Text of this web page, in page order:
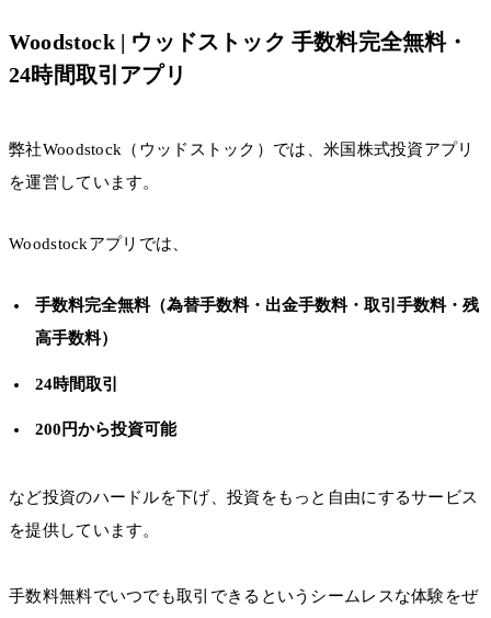
Woodstock | ウッドストック 手数料完全無料・
24時間取引アプリ
弊社Woodstock（ウッドストック）では、米国株式投資アプリ
を運営しています。
Woodstockアプリでは、
手数料完全無料（為替手数料・出金手数料・取引手数料・残
高手数料）
24時間取引
200円から投資可能
など投資のハードルを下げ、投資をもっと自由にするサービス
を提供しています。
手数料無料でいつでも取引できるというシームレスな体験をぜ